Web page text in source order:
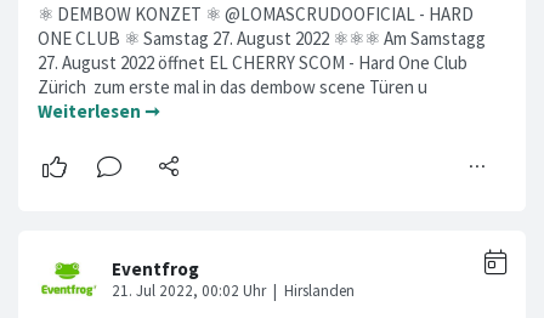
⚛ DEMBOW KONZET ⚛ @LOMASCRUDOOFICIAL - HARD
ONE CLUB ⚛ Samstag 27. August 2022 ⚛⚛⚛ Am Samstagg
27. August 2022 öffnet EL CHERRY SCOM - Hard One Club
Zürich zum erste mal in das dembow scene Türen u
Weiterlesen ➞